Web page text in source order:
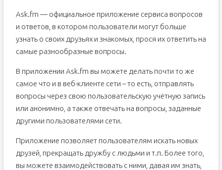
Ask.fm — официальное приложение сервиса вопросов
и ответов, в котором пользователи могут больше
узнать о своих друзьях и знакомых, прося их ответить на
самые разнообразные вопросы.
В приложении Ask.fm вы можете делать почти то же
самое что и в веб-клиенте сети – то есть, отправлять
вопросы через свою пользовательскую учётную запись
или анонимно, а также отвечать на вопросы, заданные
другими пользователями сети.
Приложение позволяет пользователям искать новых
друзей, прекращать дружбу с людьми и т.п. Более того,
вы можете взаимодействовать с ними, давая им знать,